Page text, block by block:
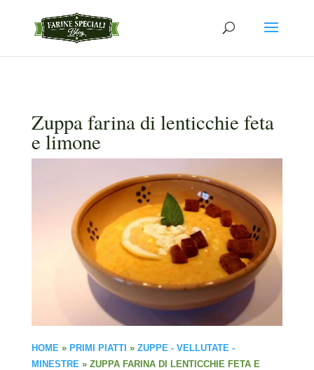
Zuppa farina di lenticchie feta
e limone
HOME » PRIMI PIATTI » ZUPPE - VELLUTATE -
MINESTRE » ZUPPA FARINA DI LENTICCHIE FETA E